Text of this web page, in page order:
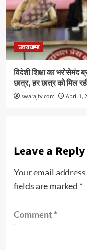
उत्तराखण्ड
विदेशी शिक्षा का भरोसेमंद
छात्र, हर छात्र को मिल
swarajtv.com April 1,
Leave a Reply
Your email
fields are marked *
Comment*